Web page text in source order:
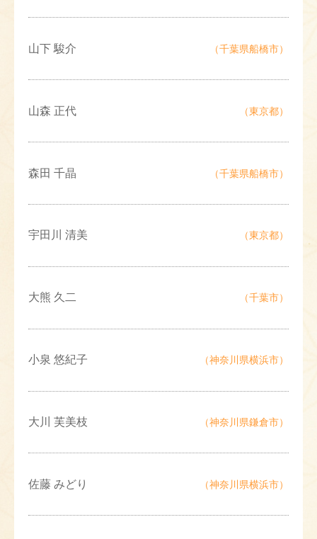
山下 駿介 （千葉県船橋市）
山森 正代 （東京都）
森田 千晶 （千葉県船橋市）
宇田川 清美 （東京都）
大熊 久二 （千葉市）
小泉 悠紀子 （神奈川県横浜市）
大川 芙美枝 （神奈川県鎌倉市）
佐藤 みどり （神奈川県横浜市）